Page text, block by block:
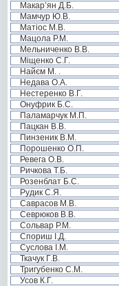
Макар’ян Д.Б.
Мамчур Ю.В.
Матіос М.В.
Мацола Р.М.
Мельниченко В.В.
Міщенко С.Г.
Найєм М. .
Недава О.А.
Нестеренко В.Г.
Онуфрик Б.С.
Паламарчук М.П.
Пацкан В.В.
Пинзеник В.М.
Порошенко О.П.
Ревега О.В.
Ричкова Т.Б.
Розенблат Б.С.
Рудик С.Я.
Саврасов М.В.
Севрюков В.В.
Сольвар Р.М.
Спориш І.Д.
Суслова І.М.
Ткачук Г.В.
Тригубенко С.М.
Усов К.Г.